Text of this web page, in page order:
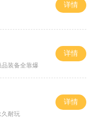
详情
装备全靠爆
详情
久耐玩
详情